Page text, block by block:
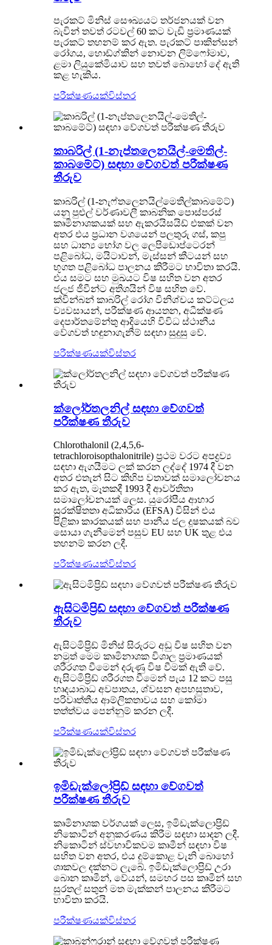
පැරකට් මිනිස් සෞඛ්‍යයට තර්ජනයක් වන
බැවින් තවත් රටවල් 60 කට වැඩි ප්‍රමාණයක්
පැරකට් තහනම් කර ඇත. පැරකට් පාකින්සන්
රෝගය, හොඩ්ග්කින් නොවන ලිම්ෆෝමාව,
ළමා ලියුකේමියාව සහ තවත් බොහෝ දේ ඇති
කළ හැකිය.
පරීක්ෂණයක්විස්තර
කාබරිල් (1-නැප්තලෙනයිල්-මෙතිල්-
කාබමේට්) සඳහා වේගවත් පරීක්ෂණ
තීරුව
කාබරිල් (1-නැෆ්තලෙනයිල්මෙතිල්කාබමේට්)
යනු පුළුල් වර්ණාවලී කාබනික පොස්පරස්
කෘමිනාශකයක් සහ ඇකරයිසයිඩ් එකක් වන
අතර එය ප්‍රධාන වශයෙන් පලතුරු ගස්, කපු
සහ ධාන්‍ය භෝග වල ලෙපිඩොප්ටෙරන්
පළිබෝධ, මයිටාවන්, මැස්සන් කීටයන් සහ
භූගත පළිබෝධ පාලනය කිරීමට භාවිතා කරයි.
එය සමට සහ මුඛයට විෂ සහිත වන අතර
ජලජ ජීවීන්ට අතිශයින් විෂ සහිත වේ.
ක්වින්බන් කාබරිල් රෝග විනිශ්චය කට්ටලය
ව්‍යවසායන්, පරීක්ෂණ ආයතන, අධීක්ෂණ
දෙපාර්තමේන්තු ආදියෙහි විවිධ ස්ථානීය
වේගවත් හඳුනාගැනීම් සඳහා සුදුසු වේ.
පරීක්ෂණයක්විස්තර
ක්ලෝර්තලනිල් සඳහා වේගවත්
පරීක්ෂණ තීරුව
Chlorothalonil (2,4,5,6-
tetrachloroisopthalonitrile) ප්‍රථම වරට අපද්‍රව්‍ය
සඳහා ඇගයීමට ලක් කරන ලද්දේ 1974 දී වන
අතර එතැන් සිට කිහිප වතාවක් සමාලෝචනය
කර ඇත, මෑතකදී 1993 දී ආවර්තිතා
සමාලෝචනයක් ලෙස. යුරෝපීය ආහාර
සුරක්ෂිතතා අධිකාරිය (EFSA) විසින් එය
පිළිකා කාරකයක් සහ පානීය ජල දූෂකයක් බව
සොයා ගැනීමෙන් පසුව EU සහ UK තුළ එය
තහනම් කරන ලදී.
පරීක්ෂණයක්විස්තර
ඇසිටමිප්‍රිඩ් සඳහා වේගවත් පරීක්ෂණ
තීරුව
ඇසිටමිප්‍රිඩ් මිනිස් සිරුරට අඩු විෂ සහිත වන
නමුත් මෙම කෘමිනාශක විශාල ප්‍රමාණයක්
ශරීරගත වීමෙන් දරුණු විෂ වීමක් ඇති වේ.
ඇසිටමිප්‍රිඩ් ශරීරගත වීමෙන් පැය 12 කට පසු
හෘදයාබාධ අවපාතය, ශ්වසන අපහසුතාව,
පරිවෘත්තීය ආම්ලිකතාවය සහ කෝමා
තත්ත්වය පෙන්නුම් කරන ලදී.
පරීක්ෂණයක්විස්තර
ඉමිඩැක්ලෝප්‍රිඩ් සඳහා වේගවත්
පරීක්ෂණ තීරුව
කෘමිනාශක වර්ගයක් ලෙස, ඉමිඩැක්ලොප්‍රිඩ්
නිකොටින් අනුකරණය කිරීම සඳහා සාදන ලදී.
නිකොටින් ස්වභාවිකවම කෘමීන් සඳහා විෂ
සහිත වන අතර, එය දුම්කොළ වැනි බොහෝ
ශාකවල දක්නට ලැබේ. ඉමිඩැක්ලොප්‍රිඩ් උරා
බොන කෘමීන්, වේයන්, සමහර පස කෘමීන් සහ
සුරතල් සතුන් මත මැක්කන් පාලනය කිරීමට
භාවිතා කරයි.
පරීක්ෂණයක්විස්තර